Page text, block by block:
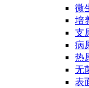
微
培
支
病
热
无
表